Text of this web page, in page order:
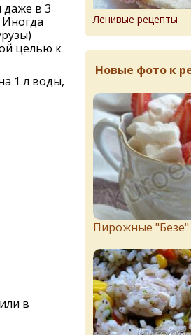
даже в 3
целью к
1 л воды,
в
Ленивые рецепты
Новые фото к
Пирожныe "Бeзe"